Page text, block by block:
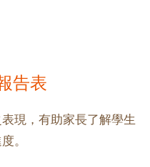
告表
現，有助家長了解學生
。